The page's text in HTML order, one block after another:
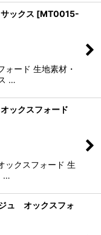
ックス [MT0015-
ード 生地素材・
…
クスフォード
クスフォード 生
…
ュ オックスフォ